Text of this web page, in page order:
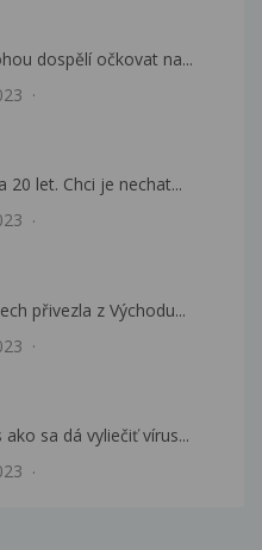
dospělí očkovat na...
let. Chci je nechat...
přivezla z Východu...
sa dá vyliečiť vírus...